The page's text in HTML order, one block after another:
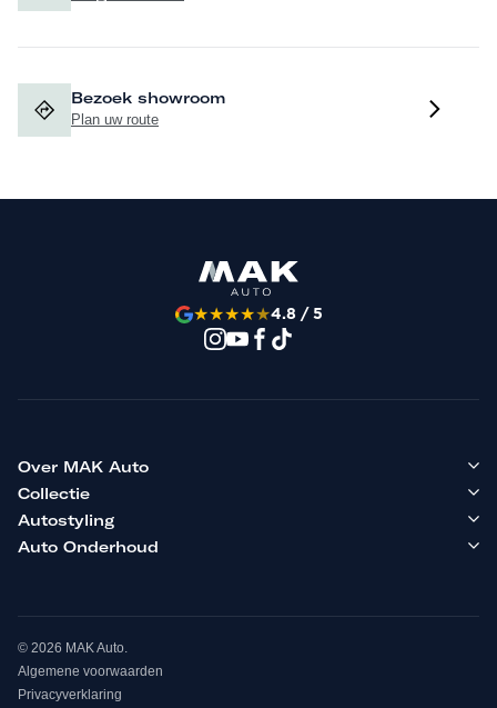
Bezoek showroom
Plan uw route
★★★★★4.8 / 5
Over MAK Auto
Collectie
Autostyling
Auto Onderhoud
© 2026 MAK Auto.
Algemene voorwaarden
Privacyverklaring